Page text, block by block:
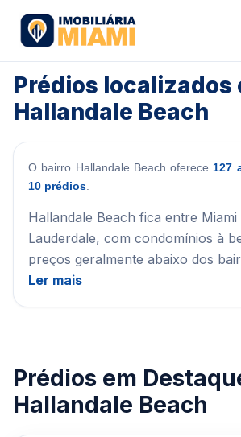
Prédios localizados
Hallandale Beach
O bairro Hallandale Beach oferece 127
10 prédios
Hallandale Beach fica entre Miami
Lauderdale, com condomínios à
preços geralmente abaixo dos
Ler mais
Prédios em
Hallandale Beach